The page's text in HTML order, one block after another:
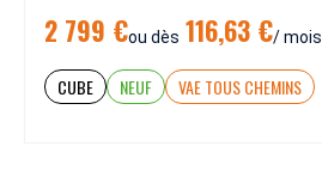
2 799 €ou dès 116,63 €/ mois
CUBE NEUF VAE TOUS CHEMINS